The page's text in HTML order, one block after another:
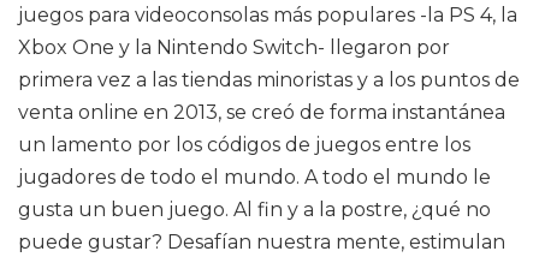
juegos para videoconsolas más populares -la PS 4, la
Xbox One y la Nintendo Switch- llegaron por
primera vez a las tiendas minoristas y a los puntos de
venta online en 2013, se creó de forma instantánea
un lamento por los códigos de juegos entre los
jugadores de todo el mundo. A todo el mundo le
gusta un buen juego. Al fin y a la postre, ¿qué no
puede gustar? Desafían nuestra mente, estimulan